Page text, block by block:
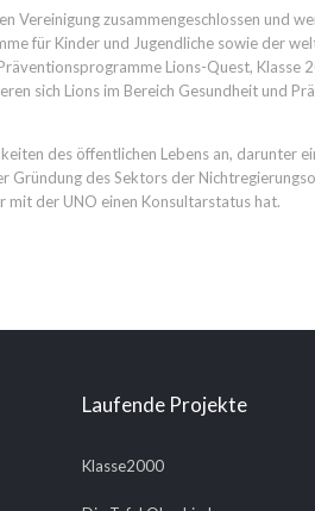
zusammengeschlossen und
für Kinder und Jugendliche sowie der
Lions-Quest, Klasse
sich Lions im Bereich Gesundheit und
des öffentlichen Lebens an, darunter
des Sektors der
mit der UNO einen Konsultarstatus hat.
Laufende Projekte
Klasse2000